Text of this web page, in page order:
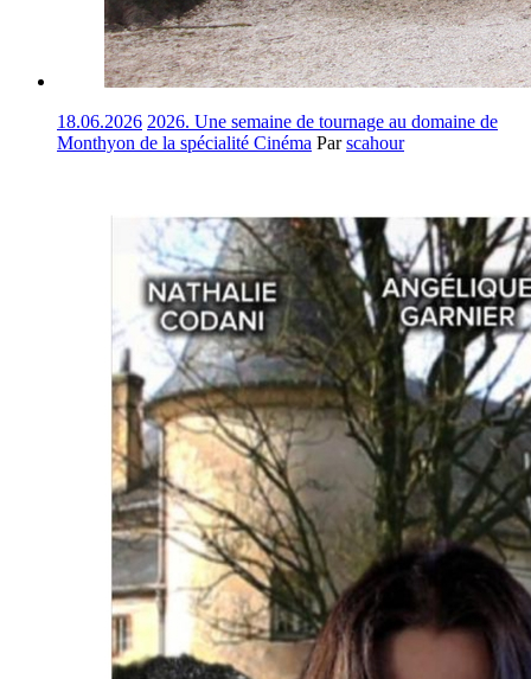
18.06.2026 2026. Une semaine de tournage au domaine de
Monthyon de la spécialité Cinéma Parscahour